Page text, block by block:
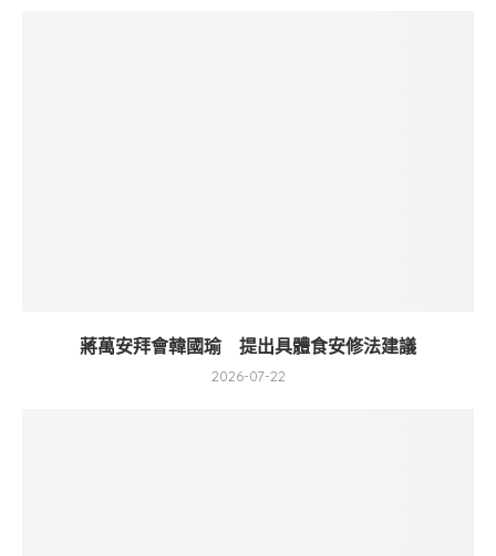
蔣萬安拜會韓國瑜 提出具體食安修法建議
2026-07-22